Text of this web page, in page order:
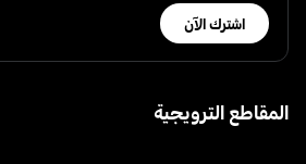
اشترك الآن
المقاطع الترويجية